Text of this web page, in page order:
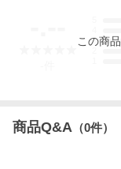
3
この商品
商品Q&A （0件）